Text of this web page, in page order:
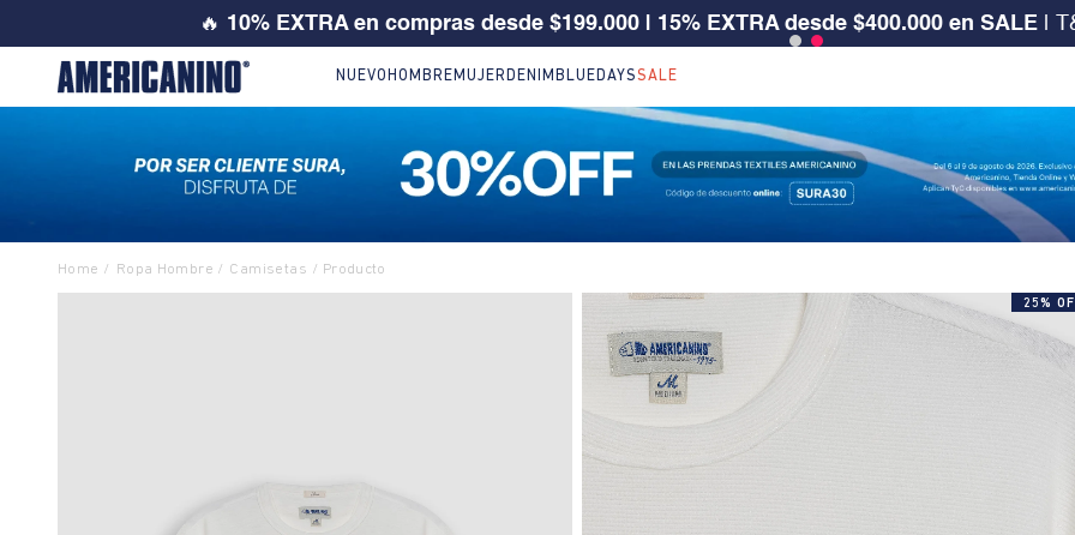
💙 SI ERES CLIENTE SURA, TIENES 30% OFF | Código: SURA30
NUEVO HOMBRE MUJER DENIM BLUEDAYSSALE
Ropa Hombre Camisetas
25%